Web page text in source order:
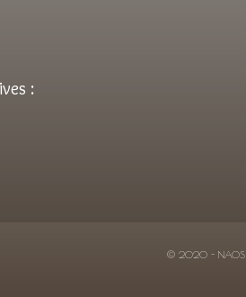
:
© 2020 - NAOS